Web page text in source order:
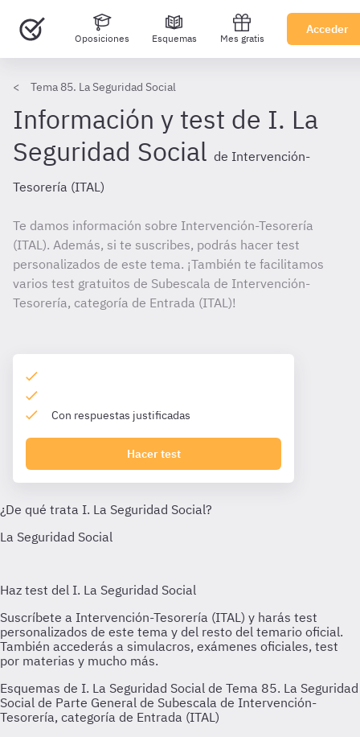
Oposiciones Esquemas Mes gratis
Acceder
Tema 85. La Seguridad Social
Información y test de I. La
Seguridad Social de Intervención-
Tesorería (ITAL)
Te damos información sobre Intervención-Tesorería
(ITAL). Además, si te suscribes, podrás hacer test
personalizados de este tema. ¡También te facilitamos
varios test gratuitos de Subescala de Intervención-
Tesorería, categoría de Entrada (ITAL)!
Con respuestas justificadas
Hacer test
Esquemas de I. La Seguridad Social de Tema 85. La Seguridad
Social de Parte General de Subescala de Intervención-
Tesorería, categoría de Entrada (ITAL)